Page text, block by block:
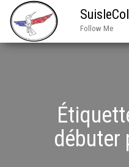
Follow Me
débuter